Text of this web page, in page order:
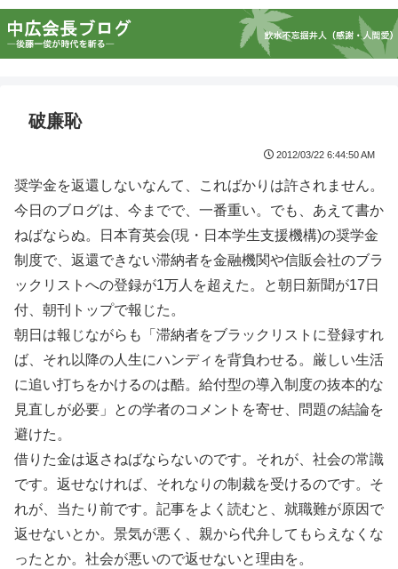
破廉恥
2012/03/22 6:44:50 AM
奨学金を返還しないなんて、こればかりは許されません。
今日のブログは、今までで、一番重い。でも、あえて書か
ねばならぬ。日本育英会(現・日本学生支援機構)の奨学金
制度で、返還できない滞納者を金融機関や信販会社のブラ
ックリストへの登録が1万人を超えた。と朝日新聞が17日
付、朝刊トップで報じた。
朝日は報じながらも「滞納者をブラックリストに登録すれ
ば、それ以降の人生にハンディを背負わせる。厳しい生活
に追い打ちをかけるのは酷。給付型の導入制度の抜本的な
見直しが必要」との学者のコメントを寄せ、問題の結論を
避けた。
借りた金は返さねばならないのです。それが、社会の常識
です。返せなければ、それなりの制裁を受けるのです。そ
れが、当たり前です。記事をよく読むと、就職難が原因で
返せないとか。景気が悪く、親から代弁してもらえなくな
ったとか。社会が悪いので返せないと理由を。